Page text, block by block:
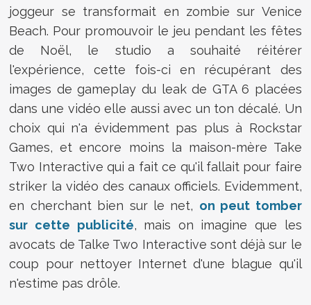
joggeur se transformait en zombie sur Venice
Beach. Pour promouvoir le jeu pendant les fêtes
de Noël, le studio a souhaité réitérer
l'expérience, cette fois-ci en récupérant des
images de gameplay du leak de GTA 6 placées
dans une vidéo elle aussi avec un ton décalé. Un
choix qui n'a évidemment pas plus à Rockstar
Games, et encore moins la maison-mère Take
Two Interactive qui a fait ce qu'il fallait pour faire
striker la vidéo des canaux officiels. Evidemment,
en cherchant bien sur le net, on peut tomber
sur cette publicité, mais on imagine que les
avocats de Talke Two Interactive sont déjà sur le
coup pour nettoyer Internet d'une blague qu'il
n'estime pas drôle.